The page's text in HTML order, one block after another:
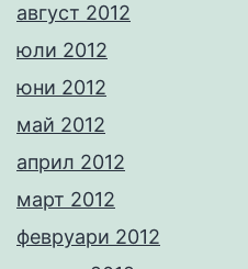
август 2012
юли 2012
юни 2012
май 2012
април 2012
март 2012
февруари 2012